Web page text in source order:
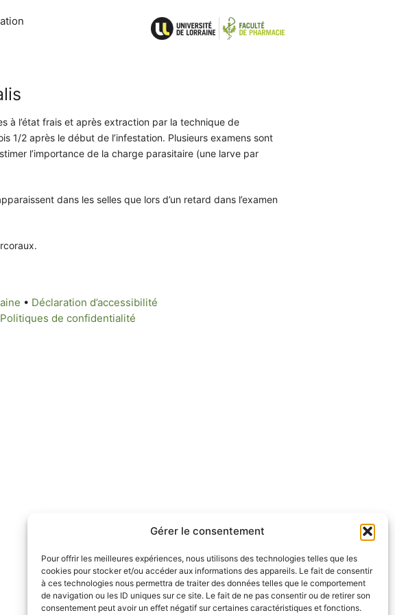
Gérer le consentement
Pour offrir les meilleures expériences, nous utilisons des technologies telles que les
cookies pour stocker et/ou accéder aux informations des appareils. Le fait de consentir
à ces technologies nous permettra de traiter des données telles que le comportement
de navigation ou les ID uniques sur ce site. Le fait de ne pas consentir ou de retirer son
consentement peut avoir un effet négatif sur certaines caractéristiques et fonctions.
à l’état frais et après extraction par la technique de
1/2 après le début de l’infestation. Plusieurs examens sont
l’importance de la charge parasitaire (une larve par
dans les selles que lors d’un retard dans l’examen
• Déclaration d’accessibilité
Politiques de confidentialité